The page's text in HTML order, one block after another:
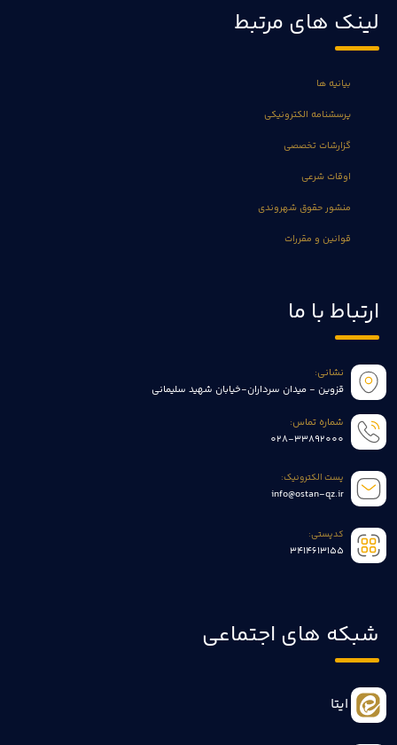
لینک های مرتبط
بیانیه ها
پرسشنامه الکترونیکی
گزارشات تخصصی
اوقات شرعی
منشور حقوق شهروندی
قوانین و مقررات
ارتباط با ما
نشانی:
قزوین - میدان سرداران-خیابان شهید سلیمانی
شماره تماس:
028-33892000
پست الکترونیک:
info@ostan-qz.ir
کدپستی:
3414613155
شبکه های اجتماعی
ایتا